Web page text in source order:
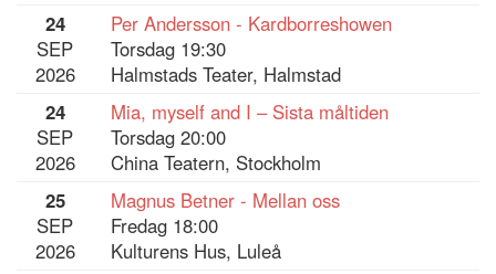
24
SEP
2026
Per Andersson - Kardborreshowen
Torsdag 19:30
Halmstads Teater, Halmstad
24
SEP
2026
Mia, myself and I – Sista måltiden
Torsdag 20:00
China Teatern, Stockholm
25
SEP
2026
Magnus Betner - Mellan oss
Fredag 18:00
Kulturens Hus, Luleå